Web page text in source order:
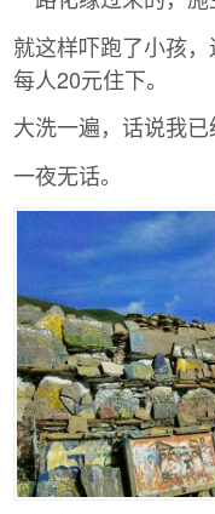
就这样吓跑了小孩，
每人20元住下。
大洗一遍，话说我
一夜无话。